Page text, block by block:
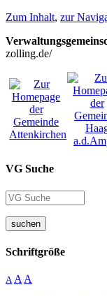
Zum Inhalt, zur
zolling.de/
VG Suche
suchen
Schriftgröße
A A A